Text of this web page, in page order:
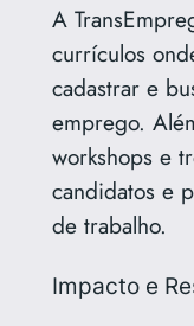
A
currículos
cadastrar e
emprego.
workshops e
candidatos e
de trabalho.
Impacto e